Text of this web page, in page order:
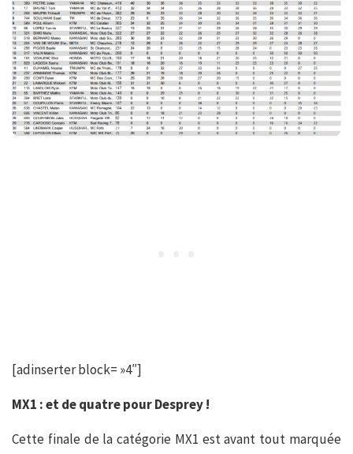
[adinserter block= »4″]
MX1 : et de quatre pour Desprey !
Cette finale de la catégorie MX1 est avant tout marquée